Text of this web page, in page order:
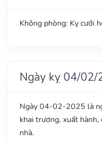
Không phòng: Kỵ cưới
Ngày kỵ 04/02/
Ngày 04-02-2025 là
khai trương, xuất hành,
nhà.